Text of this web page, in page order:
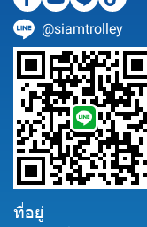
@siamtrolley
ที่อยู่